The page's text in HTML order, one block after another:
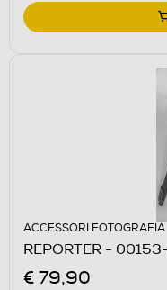
ACCESSORI FOTOGRAFIA
REPORTER -
€ 79,90